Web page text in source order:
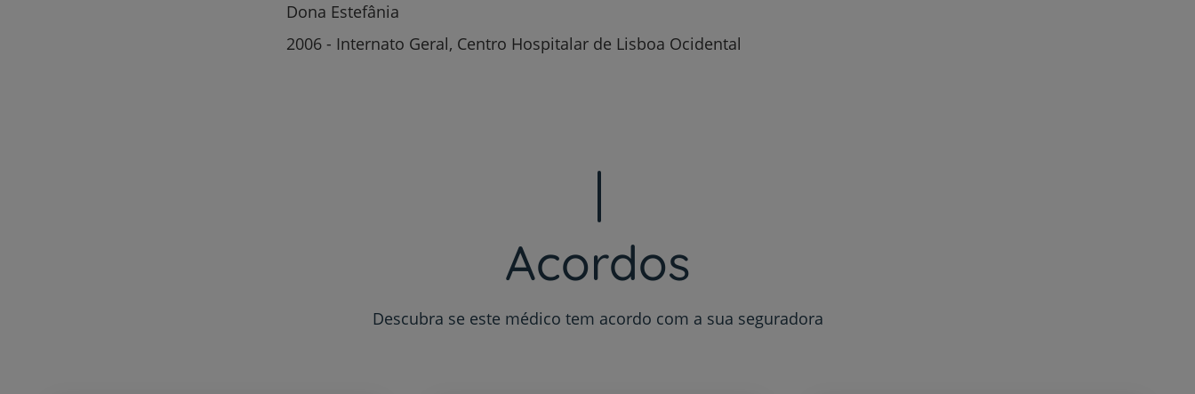
Grandes Áreas da Saúde
Serviços CUF
Dona Estefânia
2006 - Internato Geral, Centro Hospitalar de Lisboa Ocidental
Acordos
Descubra se este médico tem acordo com a sua seguradora